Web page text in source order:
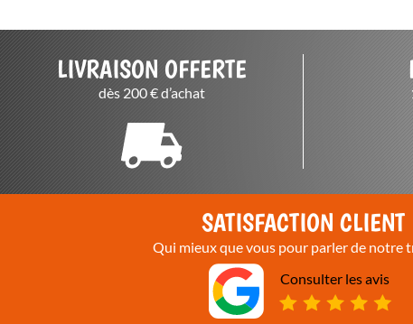
LIVRAISON OFFERTE
dès 200 € d’achat
SATISFACTION CLIENT
Qui mieux que vous pour parler de notre
Consulter les avis